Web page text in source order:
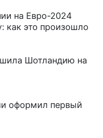
на Евро-2024
как это произошло
Шотландию на
оформил первый